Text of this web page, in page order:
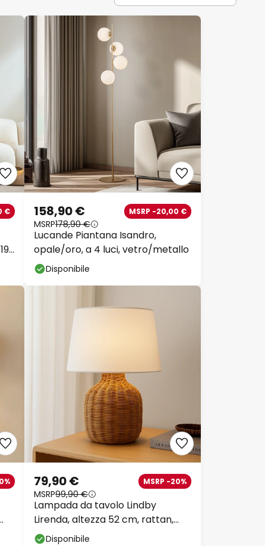
€
Lucande Piantana Isandro,
opale/oro, a 4 luci, vetro/metallo
158,90 € MSRP -20,00 €
MSRP178,90 €
Disponibile
Lampada da tavolo Lindby
Lirenda, altezza 52 cm, rattan,
naturale/bianco
79,90 € MSRP -20%
MSRP99,90 €
Disponibile